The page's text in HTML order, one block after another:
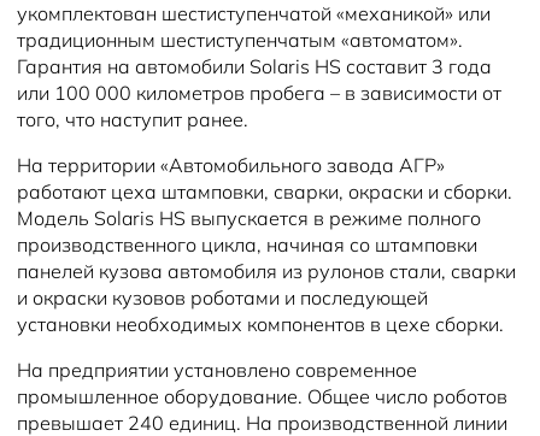
укомплектован шестиступенчатой «механикой» или
традиционным шестиступенчатым «автоматом».
Гарантия на автомобили Solaris HS составит 3 года
или 100 000 километров пробега – в зависимости от
того, что наступит ранее.
На территории «Автомобильного завода АГР»
работают цеха штамповки, сварки, окраски и сборки.
Модель Solaris HS выпускается в режиме полного
производственного цикла, начиная со штамповки
панелей кузова автомобиля из рулонов стали, сварки
и окраски кузовов роботами и последующей
установки необходимых компонентов в цехе сборки.
На предприятии установлено современное
промышленное оборудование. Общее число роботов
превышает 240 единиц. На производственной линии